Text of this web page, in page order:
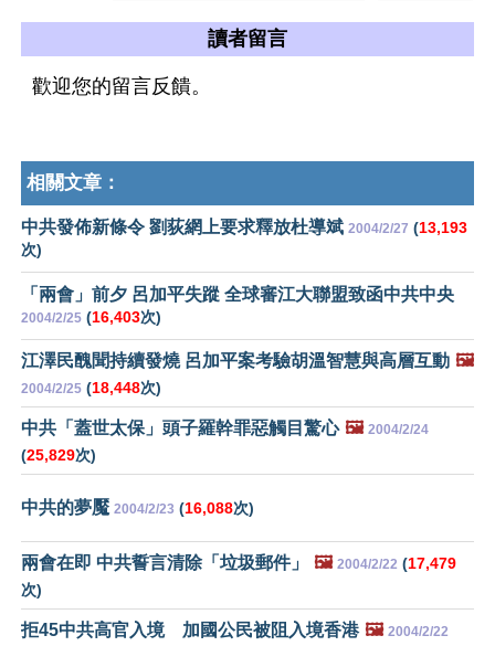
讀者留言
歡迎您的留言反饋。
相關文章：
中共發佈新條令 劉荻網上要求釋放杜導斌 2004/2/27 (13,193
次)
「兩會」前夕 呂加平失蹤 全球審江大聯盟致函中共中央
2004/2/25 (16,403次)
江澤民醜聞持續發燒 呂加平案考驗胡溫智慧與高層互動 🖼️
2004/2/25 (18,448次)
中共「蓋世太保」頭子羅幹罪惡觸目驚心 🖼️ 2004/2/24
(25,829次)
中共的夢魘 2004/2/23 (16,088次)
兩會在即 中共誓言清除「垃圾郵件」 🖼️ 2004/2/22 (17,479
次)
拒45中共高官入境 加國公民被阻入境香港 🖼️ 2004/2/22